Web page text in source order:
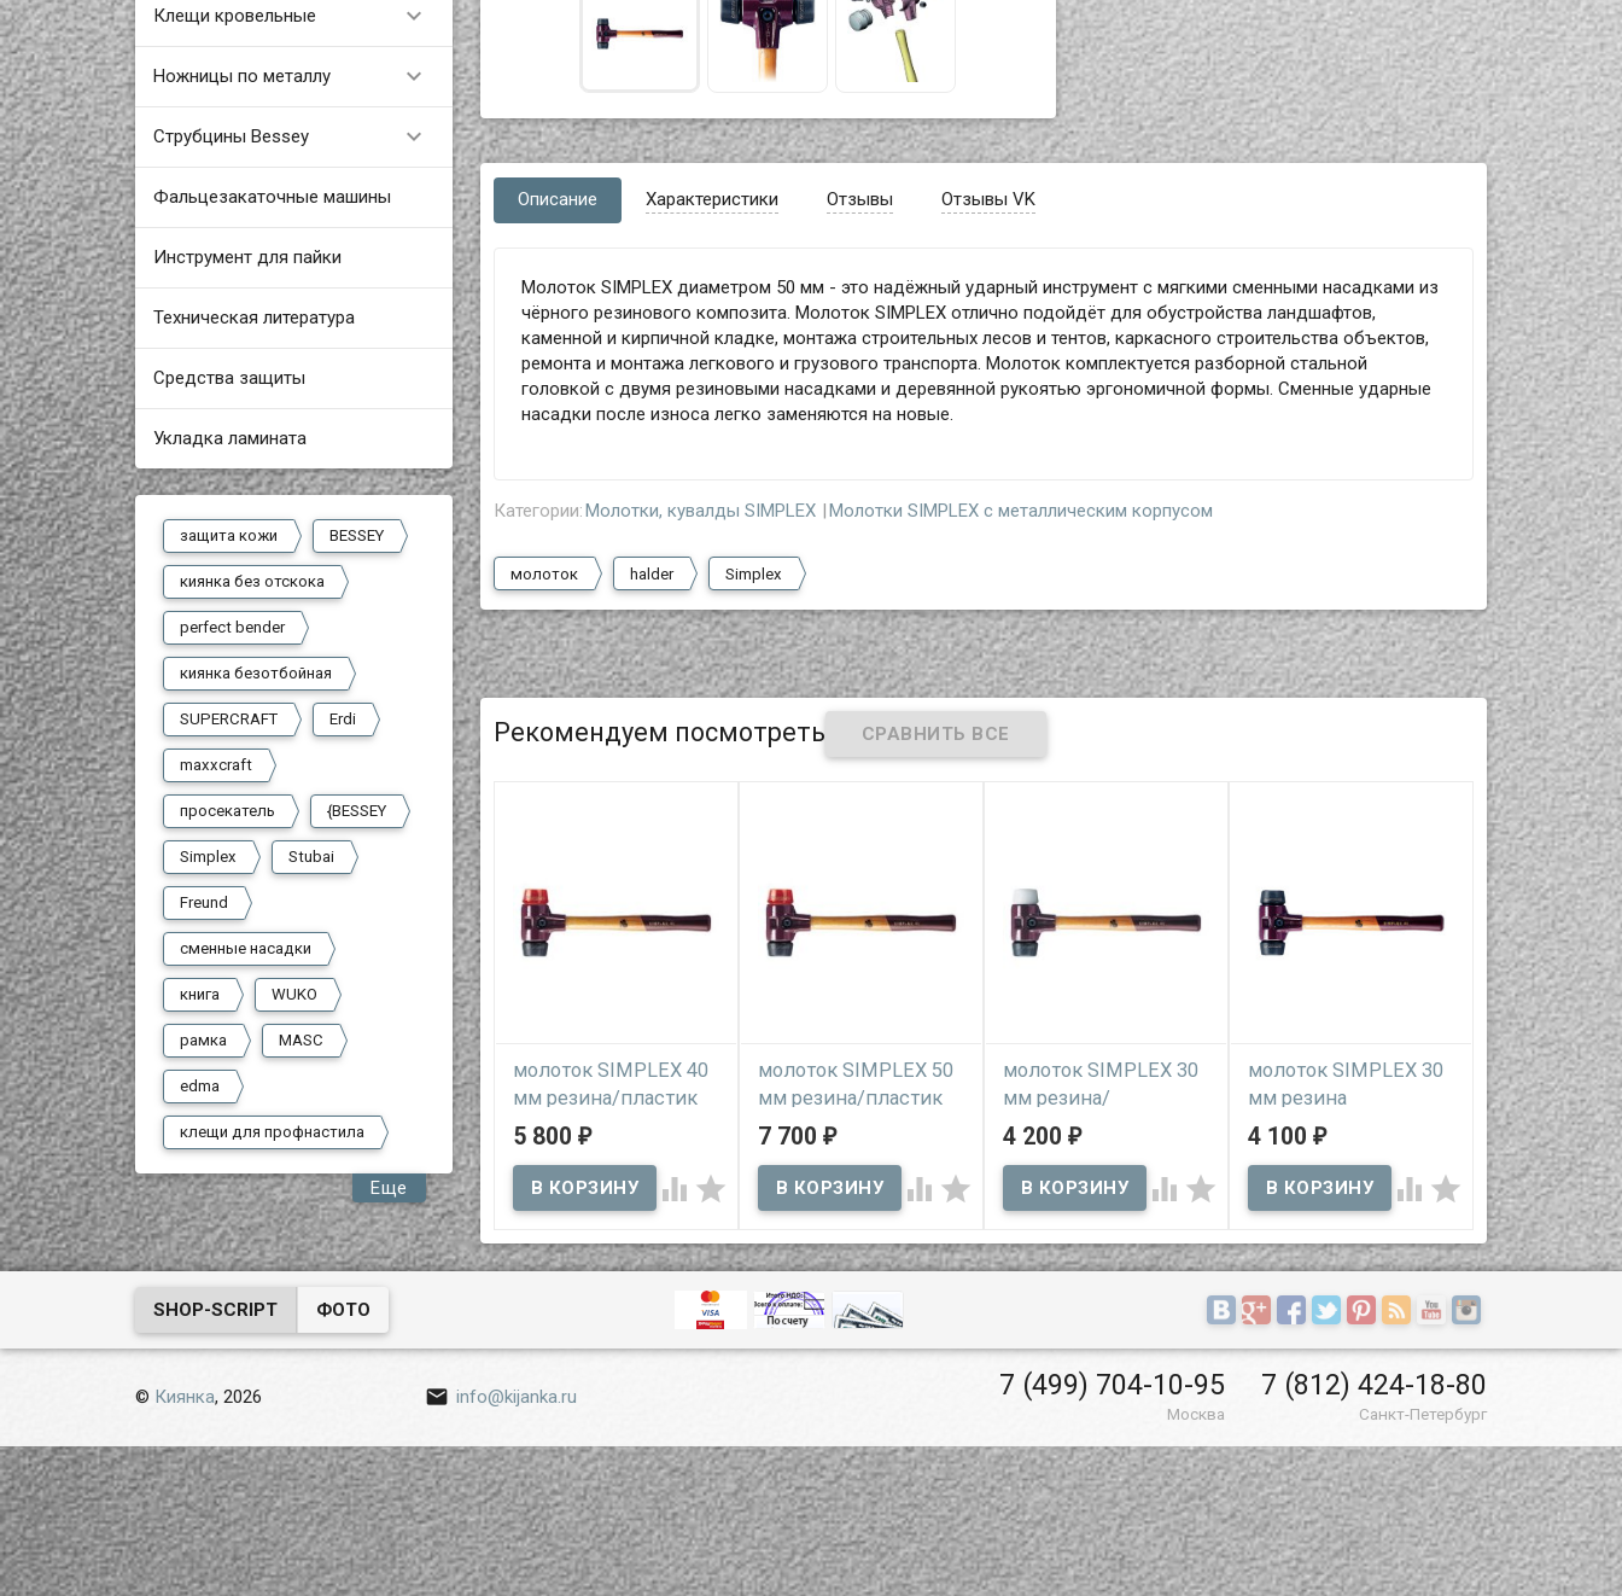
Клещи кровельные 
Ножницы по металлу 
Струбцины Bessey 
Фальцезакаточные машины
Инструмент для пайки
Техническая литература
Средства защиты
Укладка ламината
защита кожи BESSEY
киянка без отскока
perfect bender
киянка безотбойная
SUPERCRAFT Erdi
maxxcraft
просекатель {BESSEY
Simplex Stubai
Freund
сменные насадки
книга WUKO
рамка MASC
edma
клещи для профнастила
Еще
Описание Характеристики Отзывы Отзывы VK
Молоток SIMPLEX диаметром 50 мм - это надёжный ударный инструмент с мягкими сменными насадками из
чёрного резинового композита. Молоток SIMPLEX отлично подойдёт для обустройства ландшафтов,
каменной и кирпичной кладке, монтажа строительных лесов и тентов, каркасного строительства объектов,
ремонта и монтажа легкового и грузового транспорта. Молоток комплектуется разборной стальной
головкой с двумя резиновыми насадками и деревянной рукоятью эргономичной формы. Сменные ударные
насадки после износа легко заменяются на новые.
Категории:Молотки, кувалды SIMPLEX Молотки SIMPLEX с металлическим корпусом
молоток halder Simplex
Рекомендуем посмотреть
молоток SIMPLEX 40
мм резина/пластик
В наличии
профессиональный
ударный инструмент с
широким спектром
строительных и
ремонтных работах
5 800 ₽
 
молоток SIMPLEX 50
мм резина/пластик
В наличии
профессиональный
молоток с широким
спектром применения в
работах
7 700 ₽
 
молоток SIMPLEX 30
мм резина/
суперпластик
В наличии
универсальный ударный
задачи по ремонту и
монтажу
4 200 ₽
 
молоток SIMPLEX 30
мм резина
В наличии
надёжный молоток со
сменными резиновыми
бойками для различных
строительных работ
4 100 ₽
 
молоток
мм резина
В наличии
ударный
сменными
бойками
жёсткости
4 600 ₽
SHOP-SCRIPT ФОТО
© Киянка, 2026  info@kijanka.ru 7 (499) 704-10-95
Москва
7 (812) 424-18-80
Санкт-Петербург